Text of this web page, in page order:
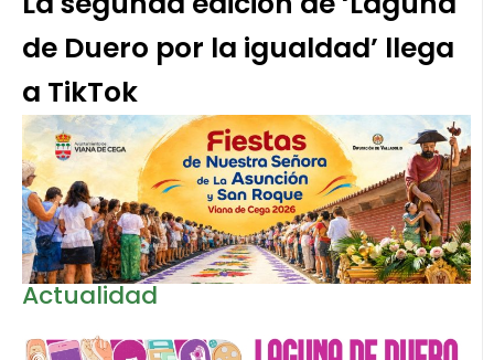
de Duero por la igualdad’ llega
a TikTok
Actualidad